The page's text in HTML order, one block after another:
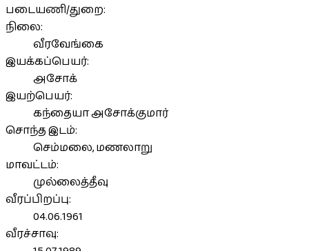
படையணி/துறை:
நிலை:
வீரவேங்கை
இயக்கப்பெயர்:
அசோக்
இயற்பெயர்:
கந்தையா அசோக்குமார்
சொந்த இடம்:
செம்மலை, மணலாறு
மாவட்டம்:
முல்லைத்தீவு
வீரப்பிறப்பு:
04.06.1961
வீரச்சாவு: